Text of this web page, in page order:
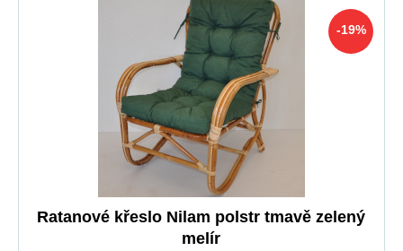
-19%
Ratanové křeslo Nilam polstr tmavě zelený
melír